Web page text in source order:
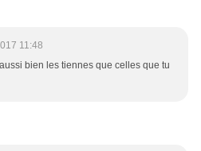
11:48
bien les tiennes que celles que tu